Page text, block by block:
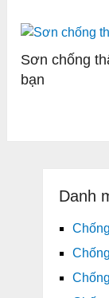
Sơn chống
bạn
Danh